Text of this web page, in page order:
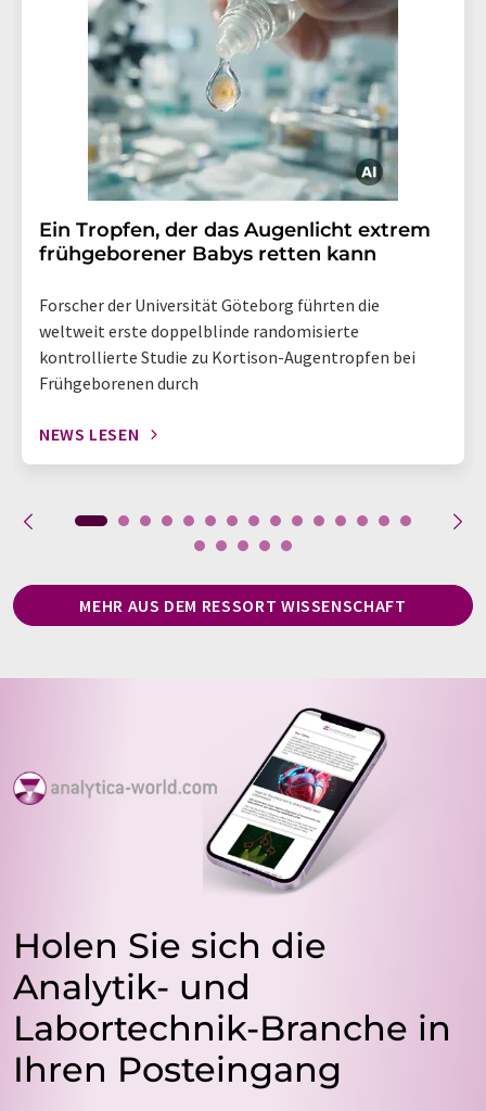
Ein Tropfen, der das Augenlicht extrem
frühgeborener Babys retten kann
Forscher der Universität Göteborg führten die
weltweit erste doppelblinde randomisierte
kontrollierte Studie zu Kortison-Augentropfen bei
Frühgeborenen durch
NEWS LESEN
MEHR AUS DEM RESSORT WISSENSCHAFT
Holen Sie sich die
Analytik- und
Labortechnik-Branche in
Ihren Posteingang